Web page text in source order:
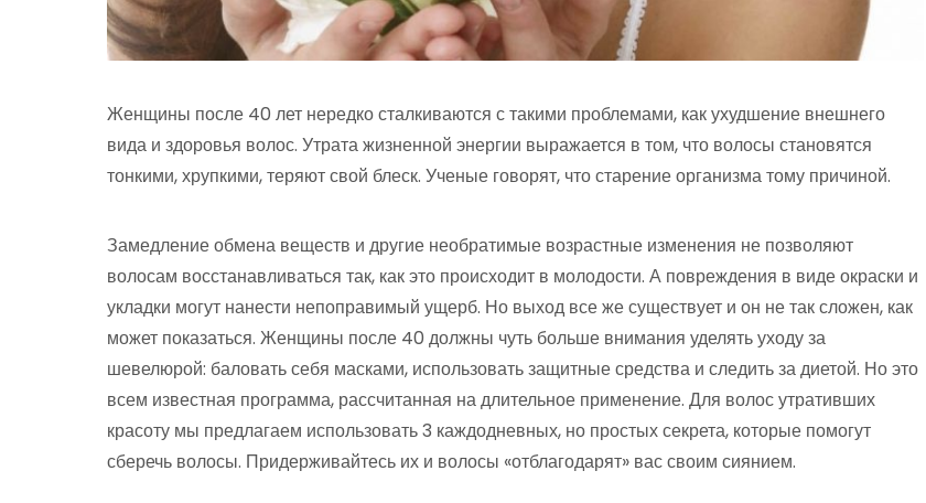
Женщины после 40 лет нередко сталкиваются с такими проблемами, как ухудшение внешнего
вида и здоровья волос. Утрата жизненной энергии выражается в том, что волосы становятся
тонкими, хрупкими, теряют свой блеск. Ученые говорят, что старение организма тому причиной.
Замедление обмена веществ и другие необратимые возрастные изменения не позволяют
волосам восстанавливаться так, как это происходит в молодости. А повреждения в виде окраски и
укладки могут нанести непоправимый ущерб. Но выход все же существует и он не так сложен, как
может показаться. Женщины после 40 должны чуть больше внимания уделять уходу за
шевелюрой: баловать себя масками, использовать защитные средства и следить за диетой. Но это
всем известная программа, рассчитанная на длительное применение. Для волос утративших
красоту мы предлагаем использовать 3 каждодневных, но простых секрета, которые помогут
сберечь волосы. Придерживайтесь их и волосы «отблагодарят» вас своим сиянием.